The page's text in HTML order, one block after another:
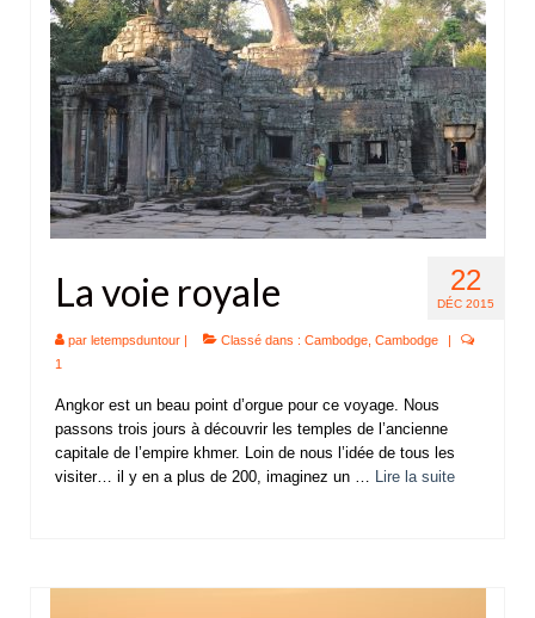
22
DÉC 2015
La voie royale
par letempsduntour | Classé dans : Cambodge Cambodge
|
1
Angkor est un beau point d’orgue pour ce voyage. Nous
passons trois jours à découvrir les temples de l’ancienne
capitale de l’empire khmer. Loin de nous l’idée de tous les
visiter… il y en a plus de 200, imaginez un … Lire la suite­­